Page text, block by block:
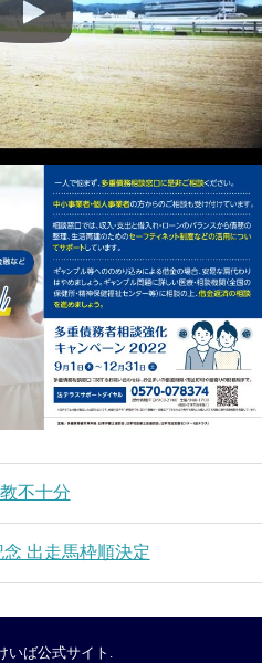
不十分
出走馬枠順決定
いば公式サイト .